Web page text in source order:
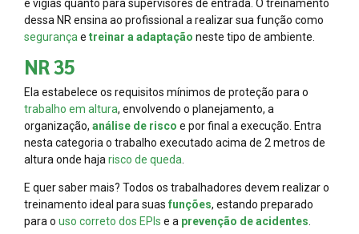
e vigias quanto para supervisores de entrada. O treinamento
dessa NR ensina ao profissional a realizar sua função como
segurança e treinar a adaptação neste tipo de ambiente.
NR 35
Ela estabelece os requisitos mínimos de proteção para o
trabalho em altura, envolvendo o planejamento, a
organização, análise de risco e por final a execução. Entra
nesta categoria o trabalho executado acima de 2 metros de
altura onde haja risco de queda
E quer saber mais? Todos os trabalhadores devem realizar o
treinamento ideal para suas funções, estando preparado
para o uso correto dos EPIs e a prevenção de acidentes